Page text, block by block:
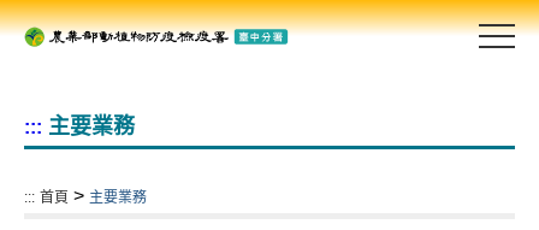
跳
::: 主要業務
::: 首頁 > 主要業務